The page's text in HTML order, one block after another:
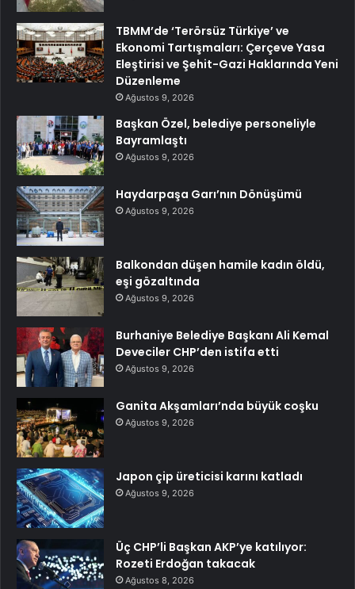
TBMM’de ‘Terörsüz Türkiye’ ve
Ekonomi Tartışmaları: Çerçeve Yasa
Eleştirisi ve Şehit-Gazi Haklarında Yeni
Düzenleme
Ağustos 9, 2026
Başkan Özel, belediye personeliyle
Bayramlaştı
Ağustos 9, 2026
Haydarpaşa Garı’nın Dönüşümü
Ağustos 9, 2026
Balkondan düşen hamile kadın öldü,
eşi gözaltında
Ağustos 9, 2026
Burhaniye Belediye Başkanı Ali Kemal
Deveciler CHP’den istifa etti
Ağustos 9, 2026
Ganita Akşamları’nda büyük coşku
Ağustos 9, 2026
Japon çip üreticisi karını katladı
Ağustos 9, 2026
Üç CHP’li Başkan AKP’ye katılıyor:
Rozeti Erdoğan takacak
Ağustos 8, 2026